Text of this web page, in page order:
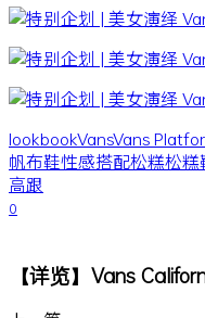
lookbookVansVans
帆布鞋性感搭配松糕松糕
高跟
0
【详览】Vans